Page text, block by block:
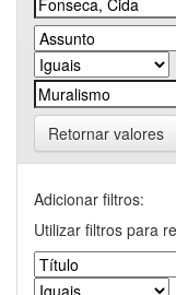
Retornar valores
Adicionar filtros:
Utilizar filtros para